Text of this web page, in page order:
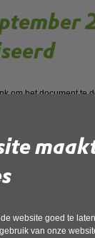
website goed te
van onze
om het document te